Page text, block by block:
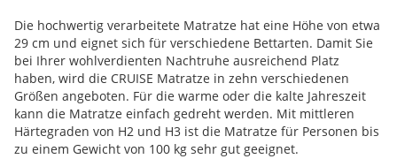
Die hochwertig verarbeitete Matratze hat eine Höhe von etwa
29 cm und eignet sich für verschiedene Bettarten. Damit Sie
bei Ihrer wohlverdienten Nachtruhe ausreichend Platz
haben, wird die CRUISE Matratze in zehn verschiedenen
Größen angeboten. Für die warme oder die kalte Jahreszeit
kann die Matratze einfach gedreht werden. Mit mittleren
Härtegraden von H2 und H3 ist die Matratze für Personen bis
zu einem Gewicht von 100 kg sehr gut geeignet.